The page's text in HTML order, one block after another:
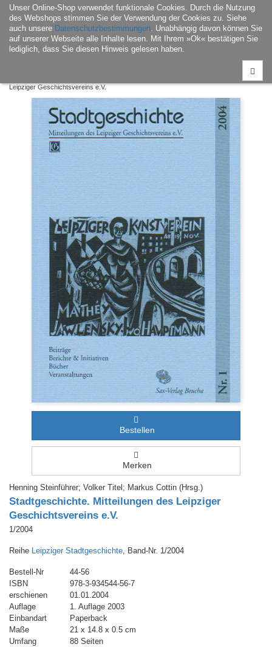
Unser Online-Shop verwendet funktionale Cookies. Durch die Nutzung
des Webshops stimmen Sie der Verwendung der Cookies zu. Siehe
auch unsere Datenschutzbestimmungen. Unabhängig davon können Sie
auf unserer Webseite alle Inhalte lesen. Mit Ihrem »Ok« bestätigen Sie
lediglich, dass Sie diesen Hinweis gelesen haben.
ein-/
Leipziger Geschichtsvereins e.V.
Bestellen
Merken
Henning Steinführer; Volker Titel; Markus Cottin (Hrsg.)
Stadtgeschichte. Mitteilungen des Leipziger
Geschichtsvereins e.V.
1/2004
Reihe Leipziger Stadtgeschichte, Band-Nr. 1/2004
Bestell-Nr
44-56
ISBN
978-3-934544-56-7
erschienen
01.01.2004
Auflage
1. Auflage 2003
Einbandart
Paperback
Maße
21 x 14.8 x 0.5 cm
Umfang
88 Seiten